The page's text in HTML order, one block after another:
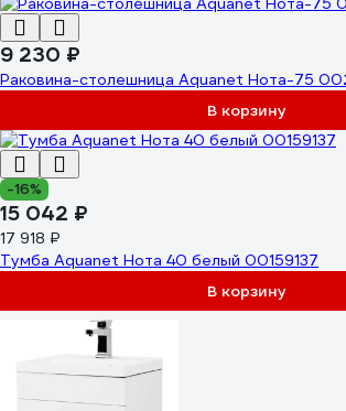
9 230 ₽
Раковина-столешница Aquanet Нота-75
В корзину
-16%
15 042 ₽
17 918 ₽
Тумба Aquanet Нота 40 белый 00159137
В корзину